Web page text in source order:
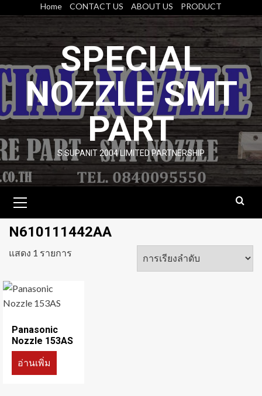
content
Home CONTACT US ABOUT US PRODUCT
SPECIAL
NOZZLE SMT
PART
S.SUPANIT 2004 LIMITED PARTNERSHIP
Menu
N610111442AA
แสดง 1 รายการ
Panasonic
Nozzle 153AS
อ่านเพิ่ม